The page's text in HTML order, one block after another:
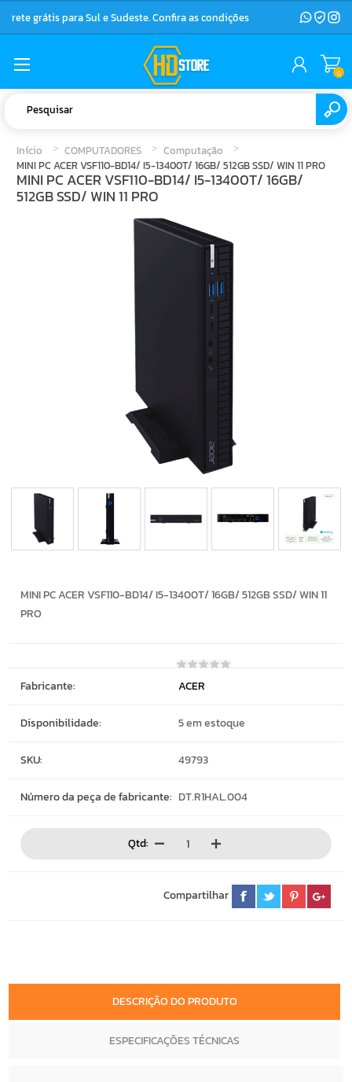
Frete grátis para Sul e Sudeste. Confira as condições
0
Início COMPUTADORES
Computação
MINI PC ACER VSF110-BD14/ I5-13400T/ 16GB/ 512GB SSD/ WIN 11 PRO
MINI PC ACER VSF110-BD14/ I5-13400T/ 16GB/
512GB SSD/ WIN 11 PRO
MINI PC ACER VSF110-BD14/ I5-13400T/ 16GB/ 512GB SSD/ WIN 11
PRO
Fabricante: ACER
Disponibilidade: 5 em estoque
SKU: 49793
Número da peça de fabricante: DT.R1HAL.004
Qtd:
Compartilhar
DESCRIÇÃO DO PRODUTO
ESPECIFICAÇÕES TÉCNICAS